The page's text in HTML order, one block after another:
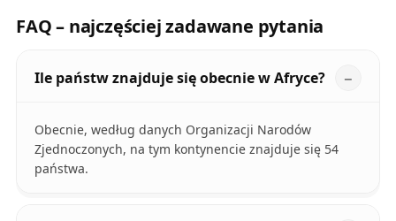
FAQ – najczęściej zadawane pytania
Ile państw znajduje się obecnie w Afryce?
Obecnie, według danych Organizacji Narodów
Zjednoczonych, na tym kontynencie znajduje się 54
państwa.